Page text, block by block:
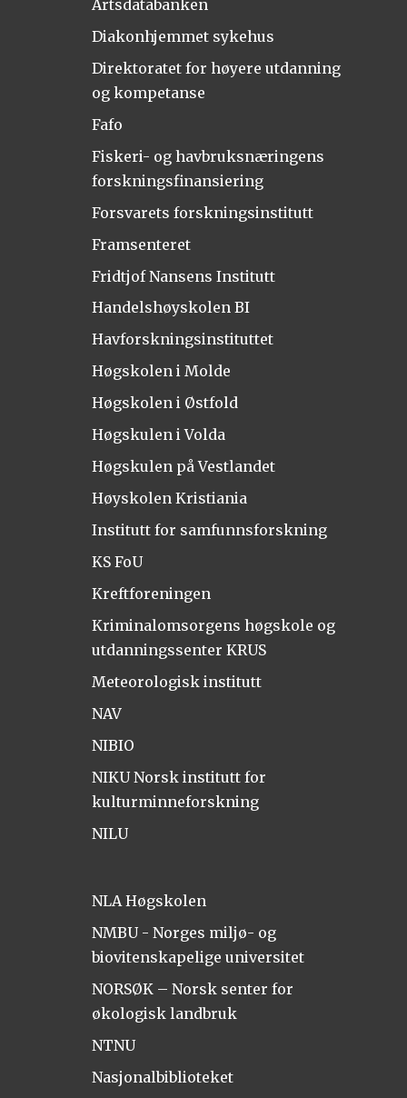
Artsdatabanken
Diakonhjemmet sykehus
Direktoratet for høyere utdanning
og kompetanse
Fafo
Fiskeri- og havbruksnæringens
forskningsfinansiering
Forsvarets forskningsinstitutt
Framsenteret
Fridtjof Nansens Institutt
Handelshøyskolen BI
Havforskningsinstituttet
Høgskolen i Molde
Høgskolen i Østfold
Høgskulen i Volda
Høgskulen på Vestlandet
Høyskolen Kristiania
Institutt for samfunnsforskning
KS FoU
Kreftforeningen
Kriminalomsorgens høgskole og
utdanningssenter KRUS
Meteorologisk institutt
NAV
NIBIO
NIKU Norsk institutt for
kulturminneforskning
NILU
NLA Høgskolen
NMBU - Norges miljø- og
biovitenskapelige universitet
NORSØK – Norsk senter for
økologisk landbruk
NTNU
Nasjonalbiblioteket